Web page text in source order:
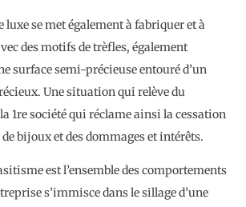
luxe se met également à fabriquer et à
des motifs de trèfles, également
surface semi-précieuse entouré d’un
Une situation qui relève du
1re société qui réclame ainsi la cessation
bijoux et des dommages et intérêts.
est l’ensemble des comportements
s’immisce dans le sillage d’une